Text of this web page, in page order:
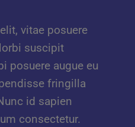
vitae posuere
suscipit
posuere augue eu
fringilla
id sapien
consectetur.